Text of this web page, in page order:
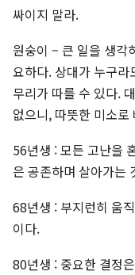
싸이지 말라.
원숭이 – 큰 일을 생각
요하다. 상대가 누구
무리가 따를 수 있다.
없으니, 따뜻한 미소
56년생 : 모든 고난을
은 공존하며 살아가는
68년생 : 부지런히 움
이다.
80년생 : 중요한 결정